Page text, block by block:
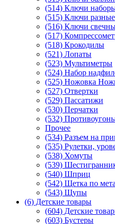
(514) Ключи
(515) Ключи разные
(516) Ключи
(517)
(518) Крокодилы
(521) Лопаты
(523) Мультиметры
(524) Набор
(525) Ножовка
(527) Отвертки
(529) Пассатижи
(530) Перчатки
(532)
Прочее
(534) Разъем на
(535) Рулетки,
(538) Хомуты
(539)
(540) Шприц
(542) Щетка по
(543) Щупы
(6) Детские товары
(604) Детские
(603) Бустеры